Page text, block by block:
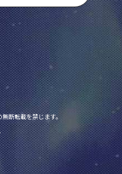
断転載を禁じます。